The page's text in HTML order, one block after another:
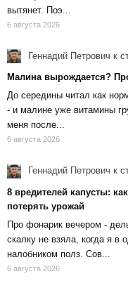
вытянет. Поэ...
6 августа 2026
Геннадий Петрович к
Малина вырождается?
До середины читал как
- и малине уже витамины
меня после...
6 августа 2026
Геннадий Петрович к
8 вредителей капусты:
потерять урожай
Про фонарик вечером -
скалку не взяла, когда я в
налобником полз. Сов...
6 августа 2026